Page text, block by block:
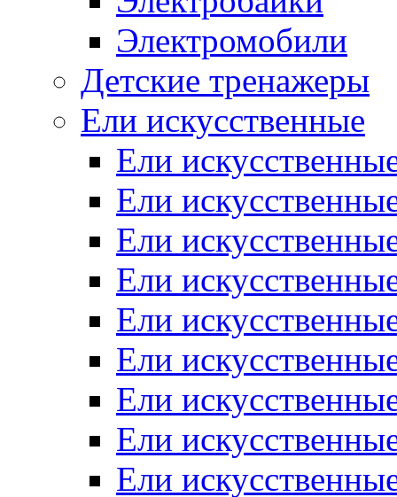
Электромобили
Детские тренажеры
Ели искусственные
Ели
Ели
Ели
Ели
Ели
Ели
Ели
Ели
Ели